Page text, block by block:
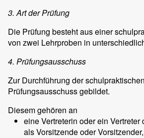
3. Art der Prüfung
Die Prüfung besteht aus einer
von zwei Lehrproben in
4. Prüfungsausschuss
Zur Durchführung der
Prüfungsausschuss gebildet.
Diesem gehören an
eine Vertreterin oder ein Vertreter
als Vorsitzende oder Vorsitzender,